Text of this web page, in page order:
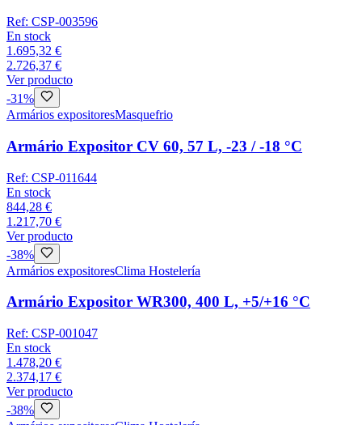
Ref: CSP-003596
En stock
1.695,32 €
2.726,37 €
Ver producto
-31%
Armários expositoresMasquefrio
Armário Expositor CV 60, 57 L, -23 / -18 °C
Ref: CSP-011644
En stock
844,28 €
1.217,70 €
Ver producto
-38%
Armários expositoresClima Hostelería
Armário Expositor WR300, 400 L, +5/+16 °C
Ref: CSP-001047
En stock
1.478,20 €
2.374,17 €
Ver producto
-38%